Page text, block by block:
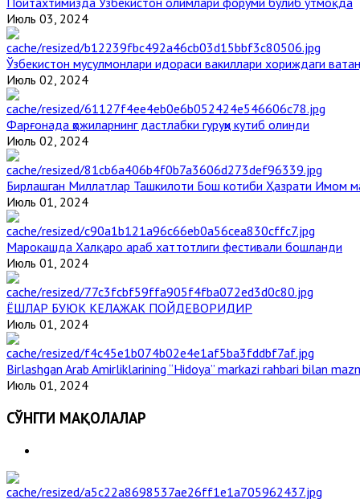
Июль 03, 2024
Ўзбекистон мусулмонлари идораси вакиллари хориждаги
Июль 02, 2024
Фарғонада ҳожиларнинг дастлабки гуруҳи кутиб олинди
Июль 02, 2024
Бирлашган Миллатлар Ташкилоти Бош котиби Ҳазрати Имом
Июль 01, 2024
Марокашда Халқаро араб хаттотлиги фестивали бошланди
Июль 01, 2024
ЁШЛАР БУЮК КЕЛАЖАК ПОЙДЕВОРИДИР
Июль 01, 2024
Birlashgan Arab Amirliklarining “Hidoya” markazi rahbari bilan
Июль 01, 2024
СЎНГГИ МАҚОЛАЛАР